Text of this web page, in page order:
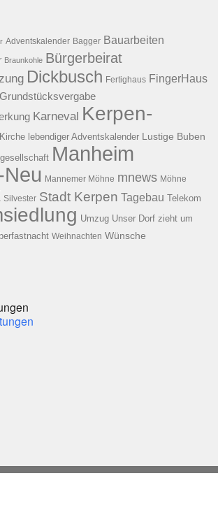
Adventskalender Bagger Bauarbeiten
Braunkohle Bürgerbeirat
Dickbusch Fertighaus FingerHaus
Grundstücksvergabe
Karneval Kerpen-
Kirche lebendiger Adventskalender Lustige Buben
Manheim
Mannemer Möhne mnews Möhne
Silvester Stadt Kerpen Tagebau Telekom
Umzug Unser Dorf zieht um
Weihnachten Wünsche